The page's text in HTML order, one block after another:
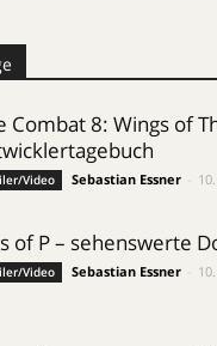
Combat 8: Wings of
Video Sebastian Essner
of P – sehenswerte
Video Sebastian Essner